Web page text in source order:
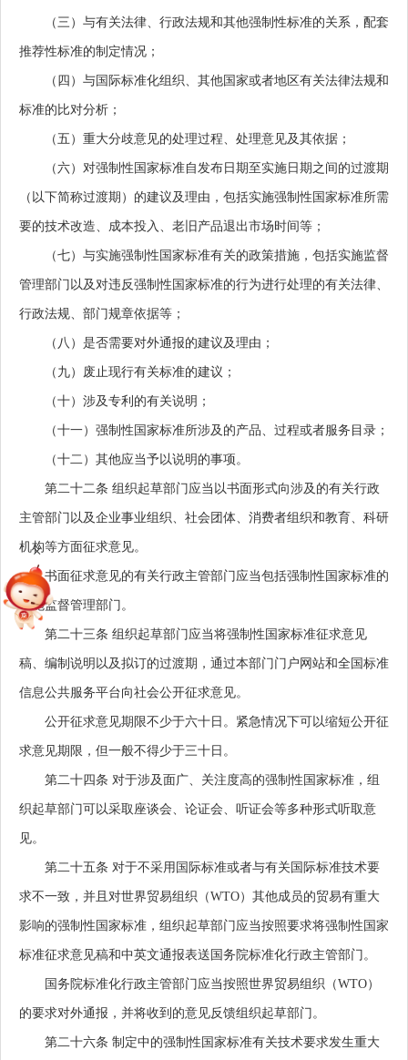
（三）与有关法律、行政法规和其他强制性标准的关系，配套
推荐性标准的制定情况；
（四）与国际标准化组织、其他国家或者地区有关法律法规和
标准的比对分析；
（五）重大分歧意见的处理过程、处理意见及其依据；
（六）对强制性国家标准自发布日期至实施日期之间的过渡期
（以下简称过渡期）的建议及理由，包括实施强制性国家标准所需
要的技术改造、成本投入、老旧产品退出市场时间等；
（七）与实施强制性国家标准有关的政策措施，包括实施监督
管理部门以及对违反强制性国家标准的行为进行处理的有关法律、
行政法规、部门规章依据等；
（八）是否需要对外通报的建议及理由；
（九）废止现行有关标准的建议；
（十）涉及专利的有关说明；
（十一）强制性国家标准所涉及的产品、过程或者服务目录；
（十二）其他应当予以说明的事项。
第二十二条 组织起草部门应当以书面形式向涉及的有关行政
主管部门以及企业事业组织、社会团体、消费者组织和教育、科研
机构等方面征求意见。
书面征求意见的有关行政主管部门应当包括强制性国家标准的
实施监督管理部门。
第二十三条 组织起草部门应当将强制性国家标准征求意见
稿、编制说明以及拟订的过渡期，通过本部门门户网站和全国标准
信息公共服务平台向社会公开征求意见。
公开征求意见期限不少于六十日。紧急情况下可以缩短公开征
求意见期限，但一般不得少于三十日。
第二十四条 对于涉及面广、关注度高的强制性国家标准，组
织起草部门可以采取座谈会、论证会、听证会等多种形式听取意
见。
第二十五条 对于不采用国际标准或者与有关国际标准技术要
求不一致，并且对世界贸易组织（WTO）其他成员的贸易有重大
影响的强制性国家标准，组织起草部门应当按照要求将强制性国家
标准征求意见稿和中英文通报表送国务院标准化行政主管部门。
国务院标准化行政主管部门应当按照世界贸易组织（WTO）
的要求对外通报，并将收到的意见反馈组织起草部门。
第二十六条 制定中的强制性国家标准有关技术要求发生重大
+